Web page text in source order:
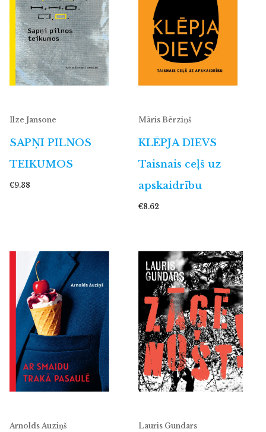
Ilze Jansone
SAPŅI PILNOS
TEIKUMOS
€9.38
Māris Bērziņš
KLĒPJA DIEVS
Taisnais ceļš uz
apskaidrību
€8.62
Arnolds Auziņš Lauris Gundars